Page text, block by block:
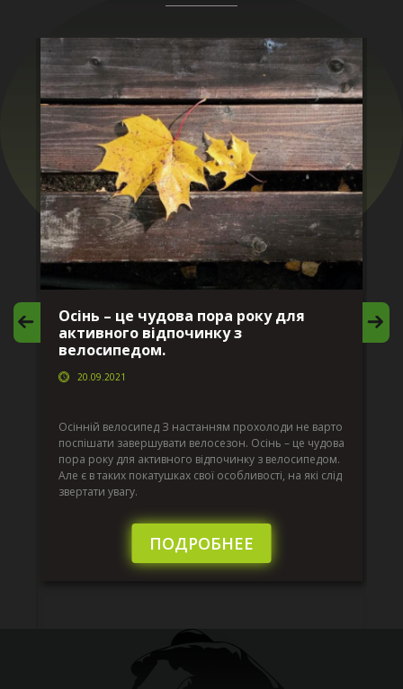
Осінь – це чудова пора року для
активного відпочинку з
велосипедом.
20.09.2021
Осінній велосипед З настанням прохолоди не варто
поспішати завершувати велосезон. Осінь – це чудова
пора року для активного відпочинку з велосипедом.
Але є в таких покатушках свої особливості, на які слід
звертати увагу.
ПОДРОБНЕЕ